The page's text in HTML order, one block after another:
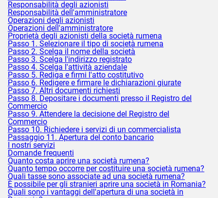
Responsabilità degli azionisti
Responsabilità dell'amministratore
Operazioni degli azionisti
Operazioni dell'amministratore
Proprietà degli azionisti della società rumena
Passo 1. Selezionare il tipo di società rumena
Passo 2. Scelga il nome della società
Passo 3. Scelga l'indirizzo registrato
Passo 4. Scelga l'attività aziendale
Passo 5. Rediga e firmi l'atto costitutivo
Passo 6. Redigere e firmare le dichiarazioni giurate
Passo 7. Altri documenti richiesti
Passo 8. Depositare i documenti presso il Registro del
Commercio
Passo 9. Attendere la decisione del Registro del
Commercio
Passo 10. Richiedere i servizi di un commercialista
Passaggio 11. Apertura del conto bancario
I nostri servizi
Domande frequenti
Quanto costa aprire una società rumena?
Quanto tempo occorre per costituire una società rumena?
Quali tasse sono associate ad una società rumena?
È possibile per gli stranieri aprire una società in Romania?
Quali sono i vantaggi dell'apertura di una società in